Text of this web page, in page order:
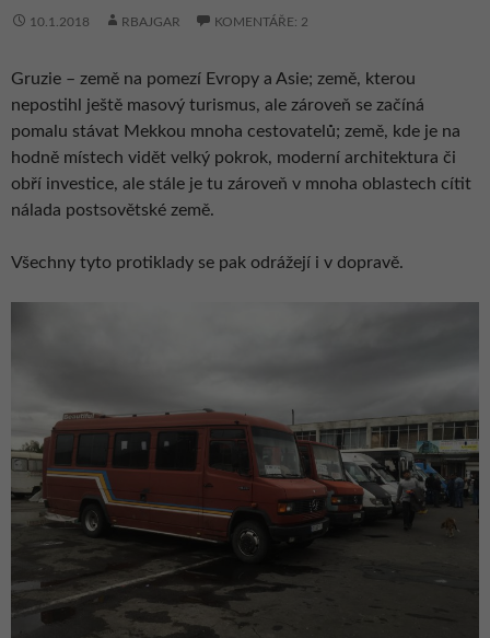
10.1.2018 RBAJGAR KOMENTÁŘE: 2
Gruzie – země na pomezí Evropy a Asie; země, kterou
nepostihl ještě masový turismus, ale zároveň se začíná
pomalu stávat Mekkou mnoha cestovatelů; země, kde je na
hodně místech vidět velký pokrok, moderní architektura či
obří investice, ale stále je tu zároveň v mnoha oblastech cítit
nálada postsovětské země.
Všechny tyto protiklady se pak odrážejí i v dopravě.